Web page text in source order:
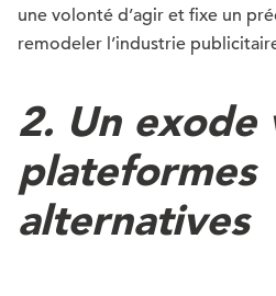
une volonté d’agir et fixe un
remodeler l’industrie
2. Un exode
plateformes
alternatives